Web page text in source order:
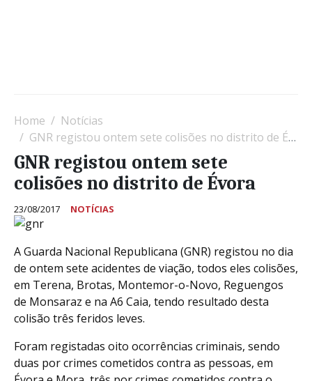
Home
Notícias
GNR registou ontem sete colisões no distrito de Évora
GNR registou ontem sete
colisões no distrito de Évora
23/08/2017 NOTÍCIAS
A Guarda Nacional Republicana (GNR) registou no dia
de ontem sete acidentes de viação, todos eles colisões,
em Terena, Brotas, Montemor-o-Novo, Reguengos
de Monsaraz e na A6 Caia, tendo resultado desta
colisão três feridos leves.
Foram registadas oito ocorrências criminais, sendo
duas por crimes cometidos contra as pessoas, em